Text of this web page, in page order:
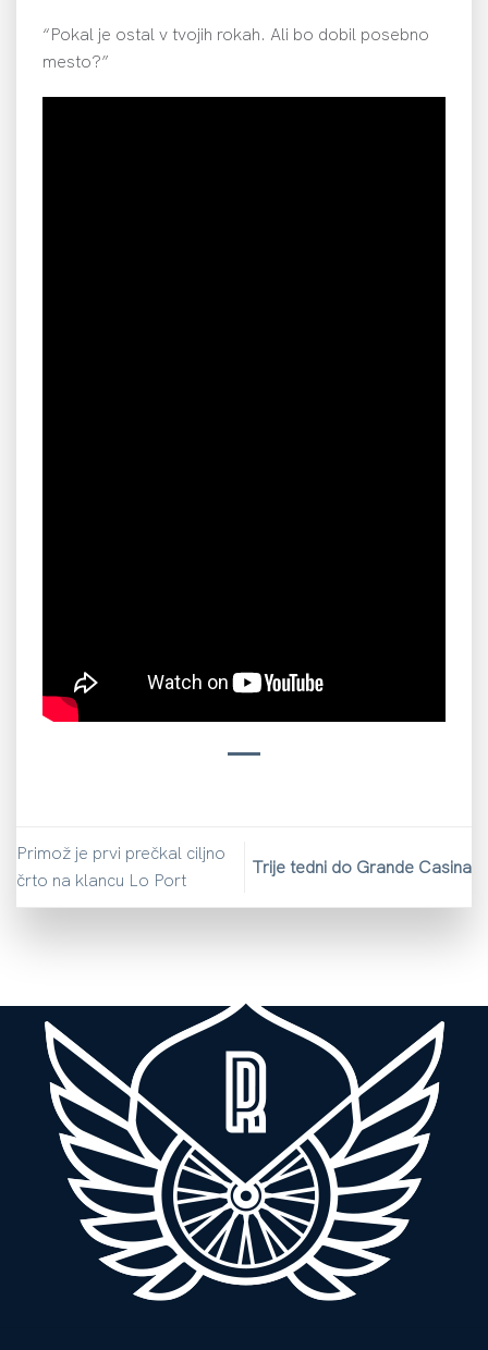
“Pokal je ostal v tvojih rokah. Ali bo dobil posebno
mesto?”
Primož je prvi prečkal ciljno
črto na klancu Lo Port
Trije tedni do Grande Casina